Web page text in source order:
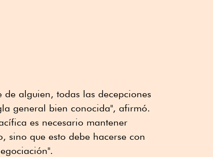
alguien, todas las decepciones
general bien conocida", afirmó.
es necesario mantener
sino que esto debe hacerse con